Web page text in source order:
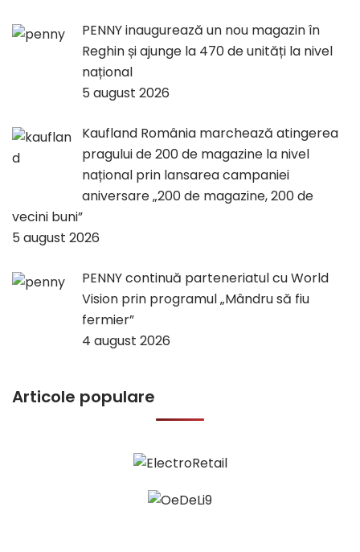
PENNY inaugurează un nou magazin în
Reghin și ajunge la 470 de unități la nivel
național
5 august 2026
Kaufland România marchează atingerea
pragului de 200 de magazine la nivel
național prin lansarea campaniei
aniversare „200 de magazine, 200 de
vecini buni”
5 august 2026
PENNY continuă parteneriatul cu World
Vision prin programul „Mândru să fiu
fermier”
4 august 2026
Articole populare